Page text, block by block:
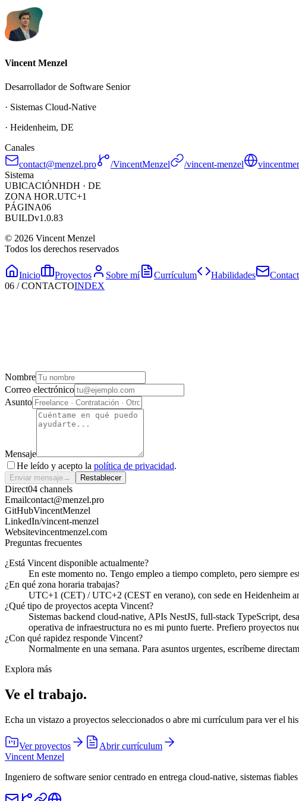
Vincent Menzel
Desarrollador de Software Senior
· Sistemas Cloud-Native
· Heidenheim, DE
Canales
contact@menzel.pro
/VincentMenzel /vincent-menzel
Sistema
UBICACIÓNHDH · DE
ZONA HOR.UTC+1
PÁGINA06
BUILDv1.0.83
© 2026 Vincent Menzel
Todos los derechos reservados
Inicio Proyectos Sobre mí Currículum Habilidades
06 /CONTACTOINDEX
Nombre
Correo electrónico
Asunto
Mensaje
He leído y acepto la política de privacidad.
Enviar mensaje→ Restablecer
Direct04 channels
Emailcontact@menzel.pro
GitHubVincentMenzel
LinkedIn/vincent-menzel
Websitevincentmenzel.com
Preguntas frecuentes
¿Está Vincent disponible actualmente?
En este momento no. Tengo empleo a tiempo completo, pero siempre
¿En qué zona horaria trabajas?
UTC+1 (CET) / UTC+2 (CEST en verano), con sede en Heidenheim
¿Qué tipo de proyectos acepta Vincent?
Sistemas backend cloud-native, APIs NestJS, full-stack TypeScript,
operativa de infraestructura no es mi punto fuerte. Prefiero proyectos
¿Con qué rapidez responde Vincent?
Normalmente en una semana. Para asuntos urgentes, escríbeme
Explora más
Ve el trabajo.
Echa un vistazo a proyectos seleccionados o abre mi currículum para ver el
Ver proyectos
Abrir currículum
Vincent Menzel
Ingeniero de software senior centrado en entrega cloud-native, sistemas